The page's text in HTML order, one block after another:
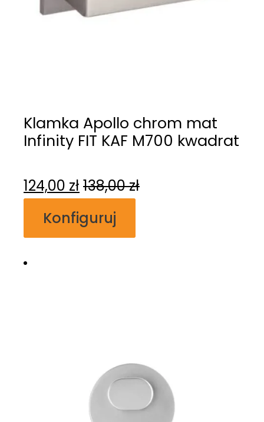
Klamka Apollo chrom mat
Infinity FIT KAF M700 kwadrat
124,00 zł 138,00zł
Konfiguruj